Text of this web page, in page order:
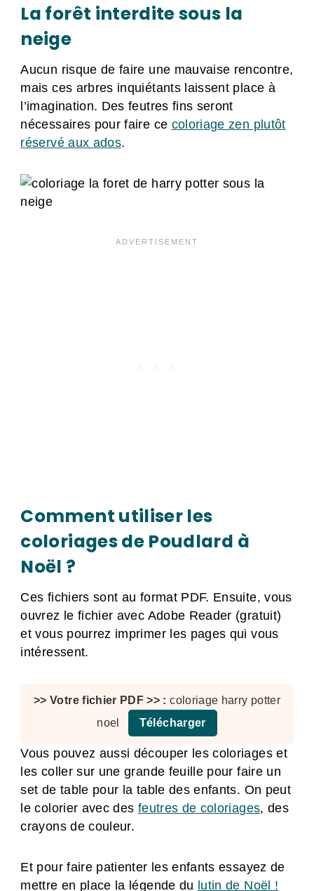
La forêt interdite sous la
neige
Aucun risque de faire une mauvaise rencontre,
mais ces arbres inquiétants laissent place à
l’imagination. Des feutres fins seront
nécessaires pour faire ce coloriage zen plutôt
réservé aux ados.
Comment utiliser les
coloriages de Poudlard à
Noël ?
Ces fichiers sont au format PDF. Ensuite, vous
ouvrez le fichier avec Adobe Reader (gratuit)
et vous pourrez imprimer les pages qui vous
intéressent.
coloriage harry potter
noel
Télécharger
Vous pouvez aussi découper les coloriages et
les coller sur une grande feuille pour faire un
set de table pour la table des enfants. On peut
le colorier avec des feutres de coloriages, des
crayons de couleur.
Et pour faire patienter les enfants essayez de
mettre en place la légende du lutin de Noël !